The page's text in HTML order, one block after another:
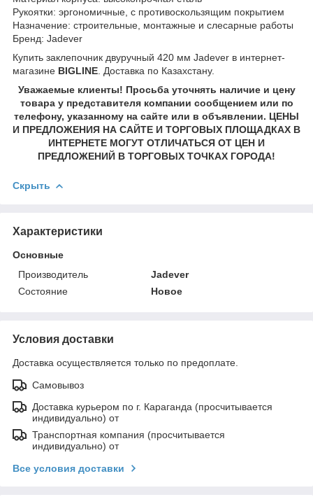
Рукоятки: эргономичные, с противоскользящим покрытием
Назначение: строительные, монтажные и слесарные работы
Бренд: Jadever
Купить заклепочник двуручный 420 мм Jadever в интернет-
магазине BIGLINE . Доставка по Казахстану.
Уважаемые клиенты! Просьба уточнять наличие и цену
товара у представителя компании сообщением или по
телефону, указанному на сайте или в объявлении. ЦЕНЫ
И ПРЕДЛОЖЕНИЯ НА САЙТЕ И ТОРГОВЫХ ПЛОЩАДКАХ В
ИНТЕРНЕТЕ МОГУТ ОТЛИЧАТЬСЯ ОТ ЦЕН И
ПРЕДЛОЖЕНИЙ В ТОРГОВЫХ ТОЧКАХ ГОРОДА!
Скрыть
Характеристики
Основные
Производитель
Jadever
Состояние
Новое
Условия доставки
Доставка осуществляется только по предоплате.
Самовывоз
Доставка курьером по г. Караганда (просчитывается
индивидуально) от
Транспортная компания (просчитывается
индивидуально) от
Все условия доставки